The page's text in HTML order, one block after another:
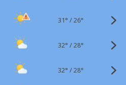
31° /26°
32° /28°
32° /28°